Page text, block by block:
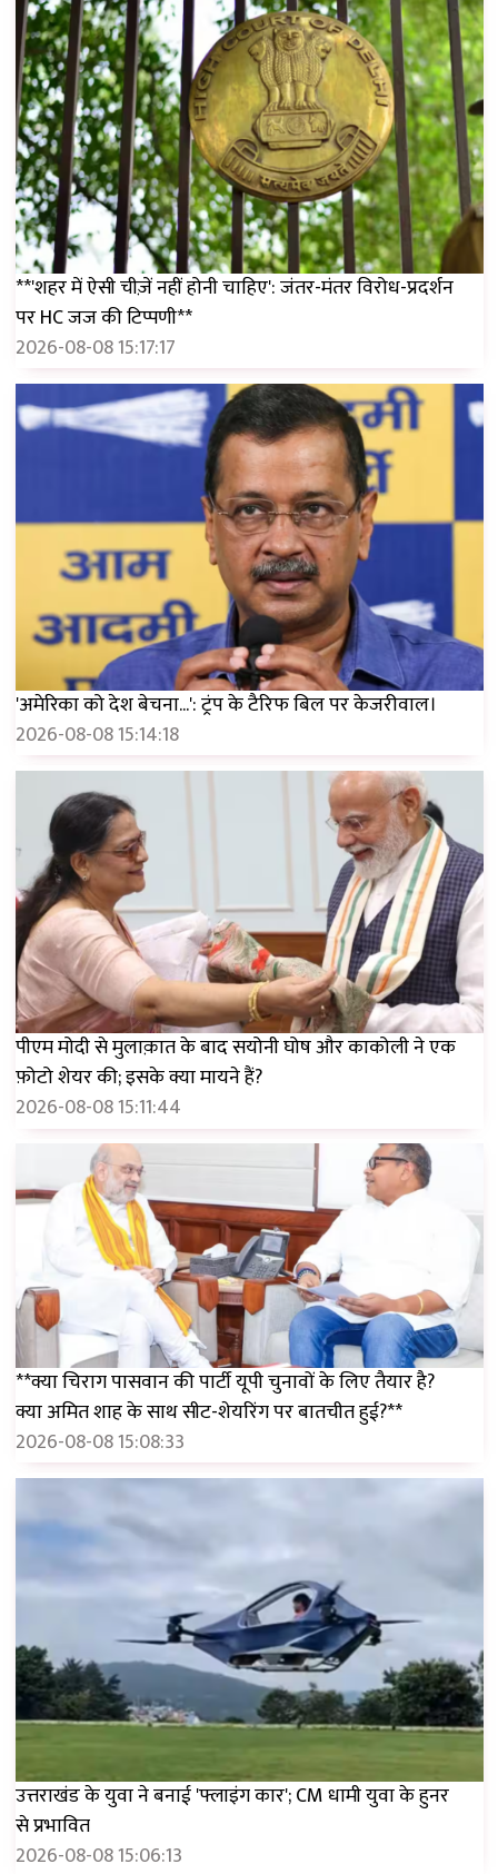
**'शहर में ऐसी चीज़ें नहीं होनी चाहिए': जंतर-मंतर विरोध-प्रदर्शन
पर HC जज की टिप्पणी**
2026-08-08 15:17:17
'अमेरिका को देश बेचना...': ट्रंप के टैरिफ बिल पर केजरीवाल।
2026-08-08 15:14:18
पीएम मोदी से मुलाक़ात के बाद सयोनी घोष और काकोली ने एक
फ़ोटो शेयर की; इसके क्या मायने हैं?
2026-08-08 15:11:44
**क्या चिराग पासवान की पार्टी यूपी चुनावों के लिए तैयार है?
क्या अमित शाह के साथ सीट-शेयरिंग पर बातचीत हुई?**
2026-08-08 15:08:33
उत्तराखंड के युवा ने बनाई 'फ्लाइंग कार'; CM धामी युवा के हुनर ​​
से प्रभावित
2026-08-08 15:06:13